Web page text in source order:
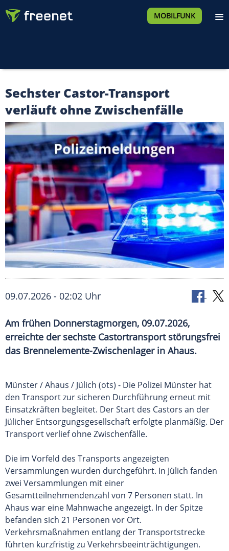
MOBILFUNK
Sechster Castor-Transport
verläuft ohne Zwischenfälle
09.07.2026 - 02:02 Uhr
Am frühen Donnerstagmorgen, 09.07.2026,
erreichte der sechste Castortransport störungsfrei
das Brennelemente-Zwischenlager in Ahaus.
Münster / Ahaus / Jülich (ots) - Die Polizei Münster hat
den Transport zur sicheren Durchführung erneut mit
Einsatzkräften begleitet. Der Start des Castors an der
Jülicher Entsorgungsgesellschaft erfolgte planmäßig. Der
Transport verlief ohne Zwischenfälle.
Die im Vorfeld des Transports angezeigten
Versammlungen wurden durchgeführt. In Jülich fanden
zwei Versammlungen mit einer
Gesamtteilnehmendenzahl von 7 Personen statt. In
Ahaus war eine Mahnwache angezeigt. In der Spitze
befanden sich 21 Personen vor Ort.
Verkehrsmaßnahmen entlang der Transportstrecke
führten kurzfristig zu Verkehrsbeeinträchtigungen.